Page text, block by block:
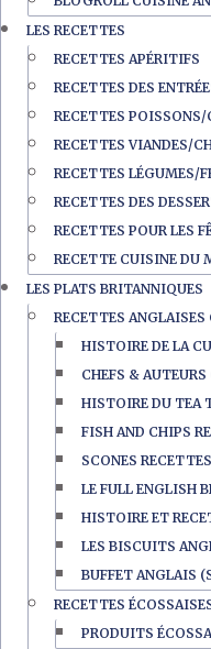
LES RECETTES
RECETTES APÉRITIFS
RECETTES DES
RECETTES POISSONS/
RECETTES VIANDES/
RECETTES LÉGUMES/
RECETTES DES
RECETTES POUR LES
RECETTE CUISINE DU
LES PLATS BRITANNIQUES
RECETTES
HISTOIRE DE LA
CHEFS &
HISTOIRE DU TEA
FISH AND CHIPS
SCONES
LE FULL ENGLISH
HISTOIRE ET
LES BISCUITS
BUFFET ANGLAIS
RECETTES
PRODUITS